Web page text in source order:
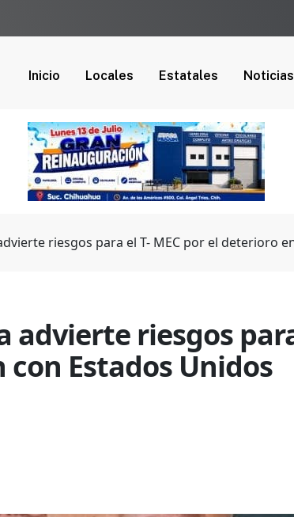
Inicio Locales Estatales Noticias
riesgos para el T- MEC por el deterioro
advierte riesgos
Estados Unidos